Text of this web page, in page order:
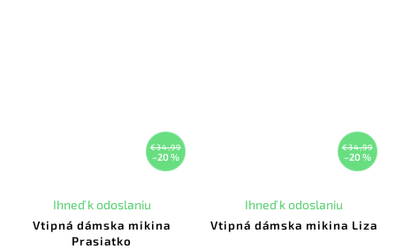
€34,99
–20 %
Vtipná dámska mikina
Prasiatko
Ihneď k odoslaniu
€34,99
–20 %
Vtipná dámska mikina Liza
Ihneď k odoslaniu